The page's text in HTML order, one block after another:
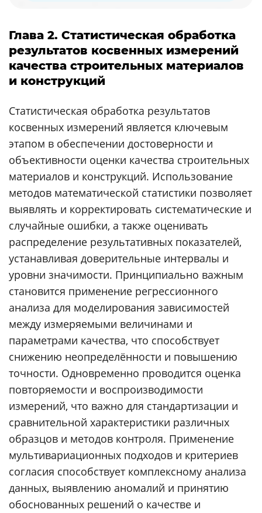
Глава 2. Статистическая обработка
результатов косвенных измерений
качества строительных материалов
и конструкций
Статистическая обработка результатов
косвенных измерений является ключевым
этапом в обеспечении достоверности и
объективности оценки качества строительных
материалов и конструкций. Использование
методов математической статистики позволяет
выявлять и корректировать систематические и
случайные ошибки, а также оценивать
распределение результативных показателей,
устанавливая доверительные интервалы и
уровни значимости. Принципиально важным
становится применение регрессионного
анализа для моделирования зависимостей
между измеряемыми величинами и
параметрами качества, что способствует
снижению неопределённости и повышению
точности. Одновременно проводится оценка
повторяемости и воспроизводимости
измерений, что важно для стандартизации и
сравнительной характеристики различных
образцов и методов контроля. Применение
мультивариационных подходов и критериев
согласия способствует комплексному анализа
данных, выявлению аномалий и принятию
обоснованных решений о качестве и